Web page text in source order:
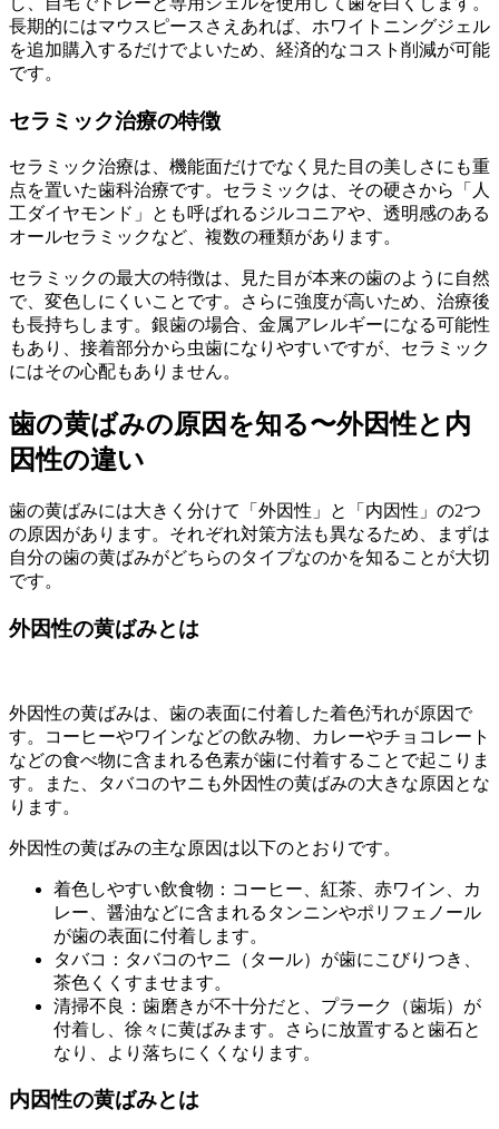
長期的にはマウスピースさえあれば、ホワイトニングジェル
を追加購入するだけでよいため、経済的なコスト削減が可能
です。
セラミック治療の特徴
セラミック治療は、機能面だけでなく見た目の美しさにも重
点を置いた歯科治療です。セラミックは、その硬さから「人
工ダイヤモンド」とも呼ばれるジルコニアや、透明感のある
オールセラミックなど、複数の種類があります。
セラミックの最大の特徴は、見た目が本来の歯のように自然
で、変色しにくいことです。さらに強度が高いため、治療後
も長持ちします。銀歯の場合、金属アレルギーになる可能性
もあり、接着部分から虫歯になりやすいですが、セラミック
にはその心配もありません。
歯の黄ばみの原因を知る〜外因性と内
因性の違い
歯の黄ばみには大きく分けて「外因性」と「内因性」の2つ
の原因があります。それぞれ対策方法も異なるため、まずは
自分の歯の黄ばみがどちらのタイプなのかを知ることが大切
です。
外因性の黄ばみとは
外因性の黄ばみは、歯の表面に付着した着色汚れが原因で
す。コーヒーやワインなどの飲み物、カレーやチョコレート
などの食べ物に含まれる色素が歯に付着することで起こりま
す。また、タバコのヤニも外因性の黄ばみの大きな原因とな
ります。
外因性の黄ばみの主な原因は以下のとおりです。
着色しやすい飲食物：コーヒー、紅茶、赤ワイン、カ
レー、醤油などに含まれるタンニンやポリフェノール
が歯の表面に付着します。
タバコ：タバコのヤニ（タール）が歯にこびりつき、
茶色くくすませます。
清掃不良：歯磨きが不十分だと、プラーク（歯垢）が
付着し、徐々に黄ばみます。さらに放置すると歯石と
なり、より落ちにくくなります。
内因性の黄ばみとは